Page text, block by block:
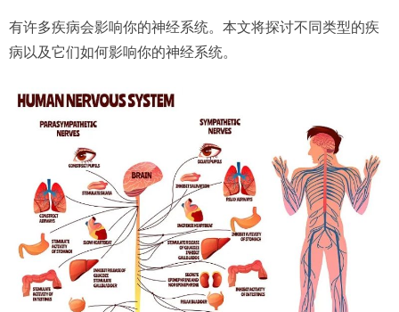
有许多疾病会影响你的神经系统。本文将探讨不同类型的疾
病以及它们如何影响你的神经系统。